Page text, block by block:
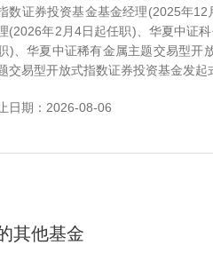
数证券投资基金基金经理(2025年
(2026年2月4日起任职)、华夏中证
)、华夏中证稀有金属主题交易型开
交易型开放式指数证券投资基金发
日期：2026-08-06
其他基金